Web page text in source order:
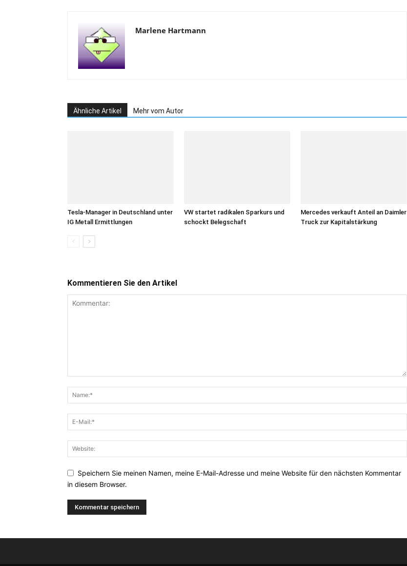
Marlene Hartmann
Ähnliche Artikel Mehr vom Autor
Tesla-Manager in Deutschland unter
IG Metall Ermittlungen
VW startet radikalen Sparkurs und
schockt Belegschaft
Mercedes verkauft Anteil an Daimler
Truck zur Kapitalstärkung
Kommentieren Sie den Artikel
Speichern Sie meinen Namen, meine E-Mail-Adresse und meine Website für den nächsten Kommentar
in diesem Browser.